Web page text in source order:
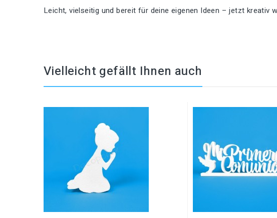
Leicht, vielseitig und bereit für deine eigenen Ideen – jetzt kreativ
Vielleicht gefällt Ihnen auch